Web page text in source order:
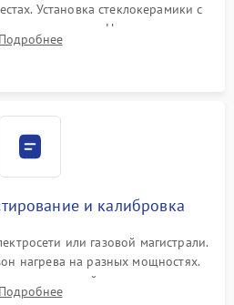
Установка стеклокерамики с
зазоров. Нанесение
или укладка уплотнительной
Подробнее
и калибровка
или газовой магистрали.
нагрева на разных мощностях.
таймера, индикаторов
систем защиты от перегрева.
Подробнее